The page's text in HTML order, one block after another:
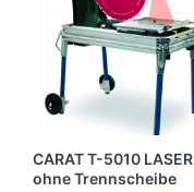
CARAT T-5010 LASER
ohne Trennscheibe